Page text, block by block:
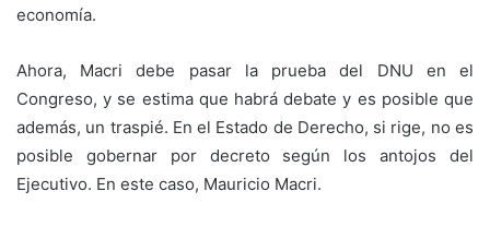
economía.
Ahora, Macri debe pasar la prueba del DNU en el
Congreso, y se estima que habrá debate y es posible que
además, un traspié. En el Estado de Derecho, si rige, no es
posible gobernar por decreto según los antojos del
Ejecutivo. En este caso, Mauricio Macri.